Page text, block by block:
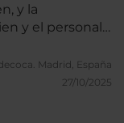
y la
y el personal
Limpieza.
Madrid, España
27/10/2025